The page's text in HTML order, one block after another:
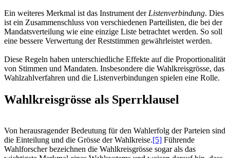
Ein weiteres Merkmal ist das Instrument der Listenverbindung. Dies
ist ein Zusammenschluss von verschiedenen Parteilisten, die bei der
Mandatsverteilung wie eine einzige Liste betrachtet werden. So soll
eine bessere Verwertung der Reststimmen gewährleistet werden.
Diese Regeln haben unterschiedliche Effekte auf die Proportionalität
von Stimmen und Mandaten. Insbesondere die Wahlkreisgrösse, das
Wahlzahlverfahren und die Listenverbindungen spielen eine Rolle.
Wahlkreisgrösse als Sperrklausel
Von herausragender Bedeutung für den Wahlerfolg der Parteien sind
die Einteilung und die Grösse der Wahlkreise.[5] Führende
Wahlforscher bezeichnen die Wahlkreisgrösse sogar als das